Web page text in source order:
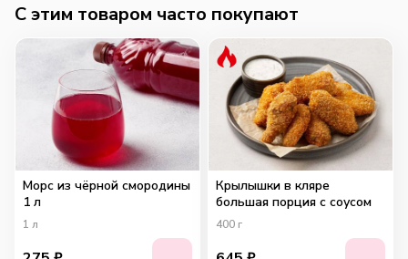
C этим товаром часто покупают
Морс из чёрной смородины
1 л
1 л
Крылышки в кляре
большая порция с соусом
400 г